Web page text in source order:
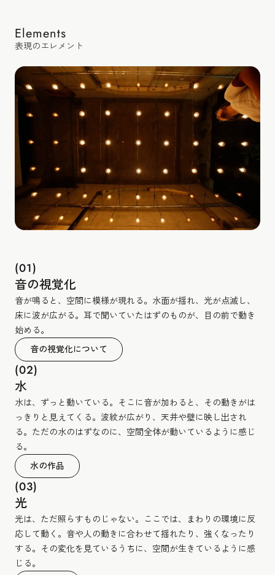
Elements
表現のエレメント
(01)
音の視覚化
音が鳴ると、空間に模様が現れる。水面が揺れ、光が点滅し、
床に波が広がる。耳で聞いていたはずのものが、目の前で動き
始める。
音の視覚化について
(02)
水
水は、ずっと動いている。そこに音が加わると、その動きがは
っきりと見えてくる。波紋が広がり、天井や壁に映し出され
る。ただの水のはずなのに、空間全体が動いているように感じ
る。
水の作品
(03)
光
光は、ただ照らすものじゃない。ここでは、まわりの環境に反
応して動く。音や人の動きに合わせて揺れたり、強くなったり
する。その変化を見ているうちに、空間が生きているように感
じる。